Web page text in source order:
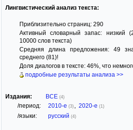
Лингвистический анализ текста:
Приблизительно страниц: 290
Активный словарный запас: низкий
10000 слов текста)
Средняя длина предложения: 49
среднего (81)!
Доля диалогов в тексте: 46%, что
подробные результаты анализа >>
Издания: ВСЕ (4)
/период: 2010-е (3) 2020-е (1)
/языки: русский (4)